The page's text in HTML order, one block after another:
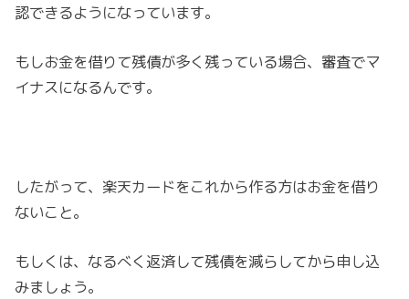
認できるようになっています。
もしお金を借りて残債が多く残っている場合、審査でマ
イナスになるんです。
したがって、楽天カードをこれから作る方はお金を借り
ないこと。
もしくは、なるべく返済して残債を減らしてから申し込
みましょう。